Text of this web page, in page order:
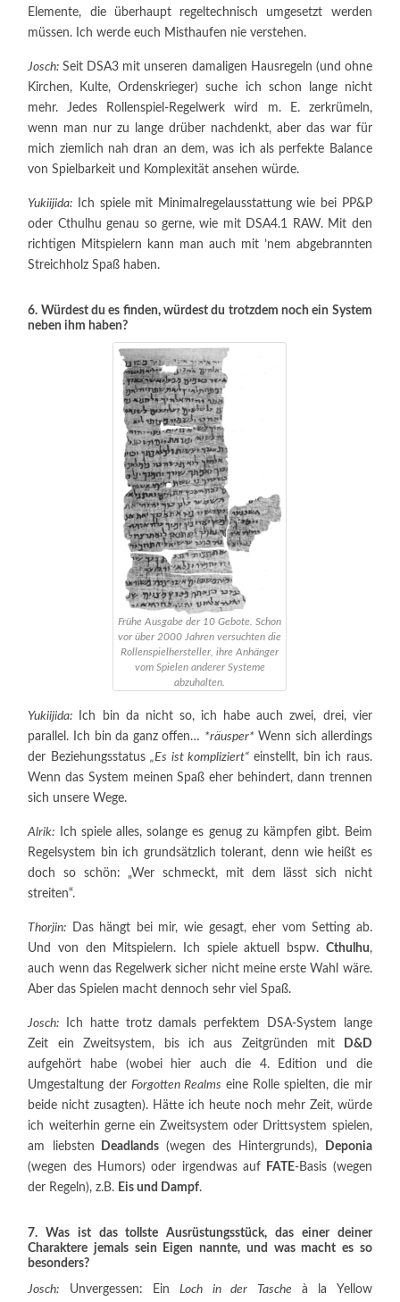
Elemente, die überhaupt regeltechnisch umgesetzt werden
müssen. Ich werde euch Misthaufen nie verstehen.
Josch: Seit DSA3 mit unseren damaligen Hausregeln (und ohne
Kirchen, Kulte, Ordenskrieger) suche ich schon lange nicht
mehr. Jedes Rollenspiel-Regelwerk wird m. E. zerkrümeln,
wenn man nur zu lange drüber nachdenkt, aber das war für
mich ziemlich nah dran an dem, was ich als perfekte Balance
von Spielbarkeit und Komplexität ansehen würde.
Yukiijida: Ich spiele mit Minimalregelausstattung wie bei PP&P
oder Cthulhu genau so gerne, wie mit DSA4.1 RAW. Mit den
richtigen Mitspielern kann man auch mit ’nem abgebrannten
Streichholz Spaß haben.
6. Würdest du es finden, würdest du trotzdem noch ein System
neben ihm haben?
Frühe Ausgabe der 10 Gebote. Schon
vor über 2000 Jahren versuchten die
Rollenspielhersteller, ihre Anhänger
vom Spielen anderer Systeme
abzuhalten.
Yukiijida: Ich bin da nicht so, ich habe auch zwei, drei, vier
parallel. Ich bin da ganz offen… *räusper* Wenn sich allerdings
der Beziehungsstatus„Es ist kompliziert“ einstellt, bin ich raus.
Wenn das System meinen Spaß eher behindert, dann trennen
sich unsere Wege.
Alrik: Ich spiele alles, solange es genug zu kämpfen gibt. Beim
Regelsystem bin ich grundsätzlich tolerant, denn wie heißt es
doch so schön: „Wer schmeckt, mit dem lässt sich nicht
streiten“.
Thorjin: Das hängt bei mir, wie gesagt, eher vom Setting ab.
Und von den Mitspielern. Ich spiele aktuell bspw. Cthulhu,
auch wenn das Regelwerk sicher nicht meine erste Wahl wäre.
Aber das Spielen macht dennoch sehr viel Spaß.
Josch: Ich hatte trotz damals perfektem DSA-System lange
Zeit ein Zweitsystem, bis ich aus Zeitgründen mit D&D
aufgehört habe (wobei hier auch die 4. Edition und die
Umgestaltung der Forgotten Realms eine Rolle spielten, die mir
beide nicht zusagten). Hätte ich heute noch mehr Zeit, würde
ich weiterhin gerne ein Zweitsystem oder Drittsystem spielen,
am liebsten Deadlands(wegen des Hintergrunds),
Deponia
(wegen des Humors) oder irgendwas auf
FATE-Basis (wegen
der Regeln), z.B. Eis und Dampf.
7. Was ist das tollste Ausrüstungsstück, das einer deiner
Charaktere jemals sein Eigen nannte, und was macht es so
besonders?
Josch: Unvergessen: EinLoch in der Tasche à la Yellow